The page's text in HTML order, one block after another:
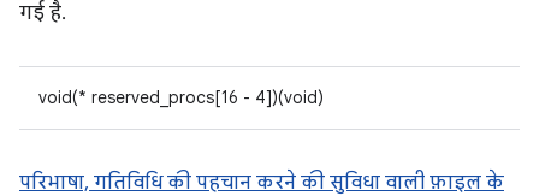
गई है.
void(* reserved_procs[16 - 4])(void)
परिभाषा, गतिविधि की पहचान करने की सुविधा वाली फ़ाइल के